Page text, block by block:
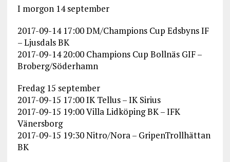
I morgon 14 september
2017-09-14 17:00 DM/Champions Cup Edsbyns IF
– Ljusdals BK
2017-09-14 20:00 Champions Cup Bollnäs GIF –
Broberg/Söderhamn
Fredag 15 september
2017-09-15 17:00 IK Tellus – IK Sirius
2017-09-15 19:00 Villa Lidköping BK – IFK
Vänersborg
2017-09-15 19:30 Nitro/Nora – GripenTrollhättan
BK